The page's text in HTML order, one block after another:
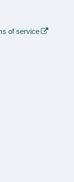
of service